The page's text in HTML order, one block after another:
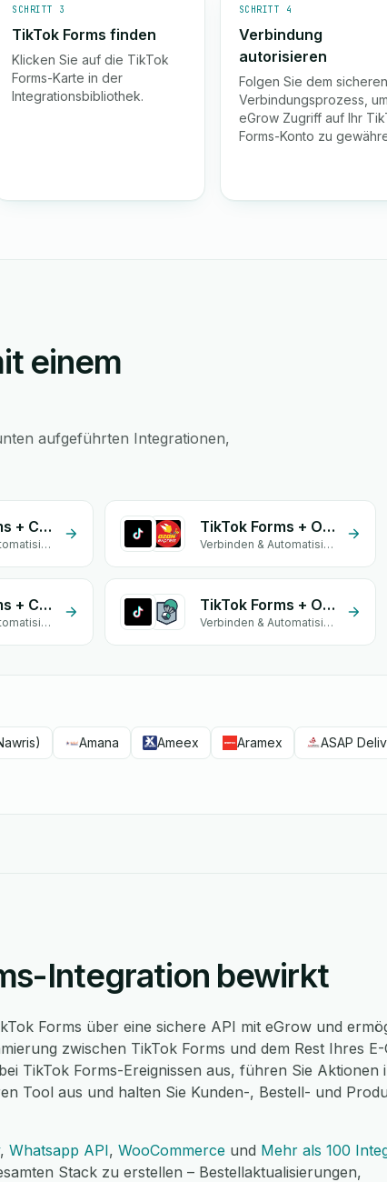
SCHRITT 3
TikTok Forms finden
Klicken Sie auf die TikTok
Forms-Karte in der
Integrationsbibliothek.
SCHRITT 4
Verbindung
autorisieren
Folgen Sie dem sicheren
Verbindungsprozess, um
eGrow Zugriff auf Ihr
Forms-Konto zu
einem
aufgeführten Integrationen,
TikTok Forms + Cathedis
Verbinden & Automatisieren
TikTok Forms + Ozon
Verbinden & Automatisieren
TikTok Forms + CONTRAENTREGA
Verbinden & Automatisieren
TikTok Forms + OLIVRAISON
Verbinden & Automatisieren
Amana Ameex Aramex ASAP
Integration bewirkt
Forms über eine sichere API mit eGrow und
zwischen TikTok Forms und dem Rest Ihres
TikTok Forms-Ereignissen aus, führen Sie Aktionen
Tool aus und halten Sie Kunden-, Bestell- und
, Whatsapp API, WooCommerce und Mehr als 100
Stack zu erstellen – Bestellaktualisierungen,